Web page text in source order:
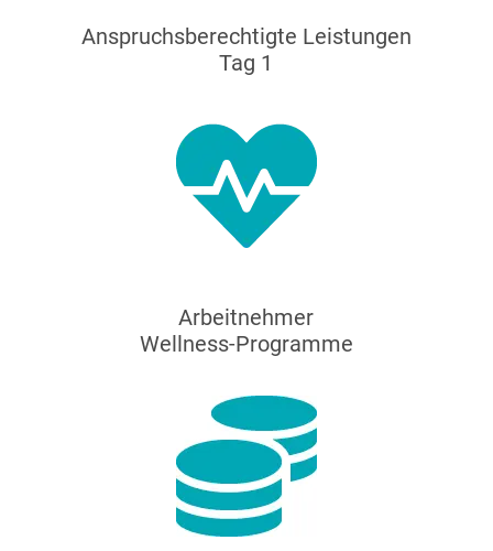
Anspruchsberechtigte Leistungen
Tag 1
Arbeitnehmer
Wellness-Programme